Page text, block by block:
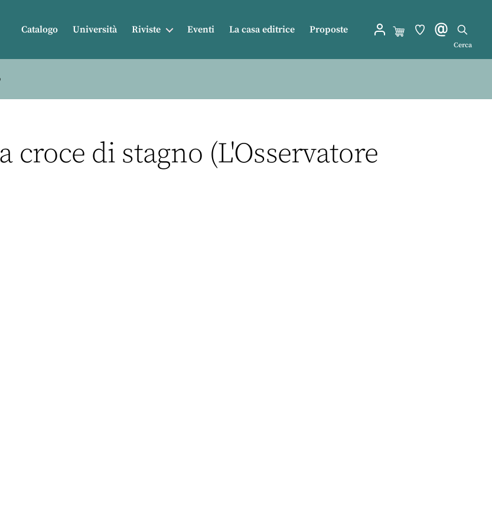
Catalogo Università Riviste Eventi La casa editrice Proposte
Cerca
di stagno (L'Osservatore